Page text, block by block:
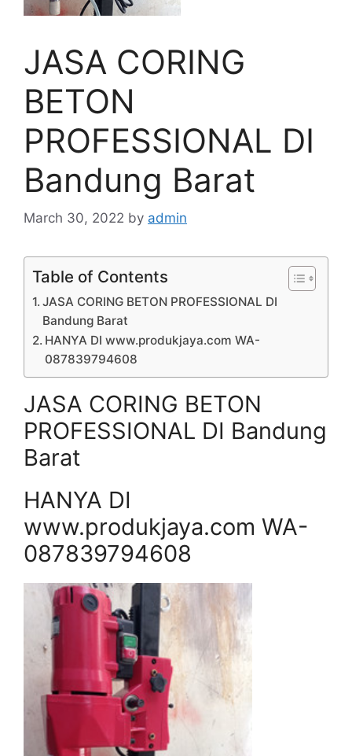
JASA CORING
BETON
PROFESSIONAL DI
Bandung Barat
March 30, 2022 by admin
Table of Contents
JASA CORING BETON PROFESSIONAL DI
Bandung Barat
HANYA DI www.produkjaya.com WA-
087839794608
JASA CORING BETON
PROFESSIONAL DI Bandung
Barat
HANYA DI
www.produkjaya.com WA-
087839794608